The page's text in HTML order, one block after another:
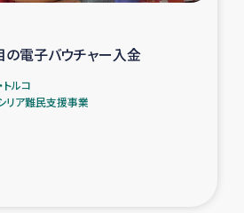
ア難民・レバノン人への農業支援
ーツの市民との共生
電子バウチャー入金
トルコ
リア難民支援事業